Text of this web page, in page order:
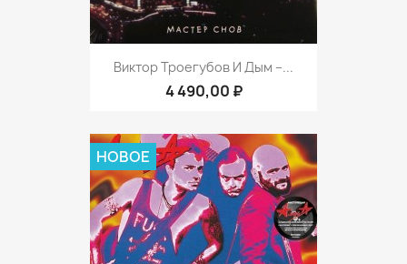
Виктор Троегубов И Дым ‎–...
4 490,00 ₽
НОВОЕ